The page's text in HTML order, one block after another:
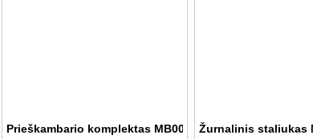
Prieškambario komplektas MB002777Žurnalinis staliukas